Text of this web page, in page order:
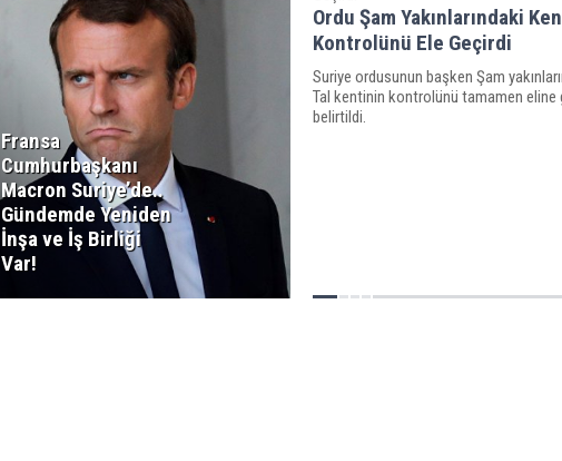
Fransa
Cumhurbaşkanı
Macron Suriye’de..
Gündemde Yeniden
İnşa ve İş Birliği
Var!
Ordu Şam Yakınlarındaki
Kontrolünü Ele Geçirdi
Suriye ordusunun başken Şam
Tal kentinin kontrolünü tamamen eline
belirtildi.